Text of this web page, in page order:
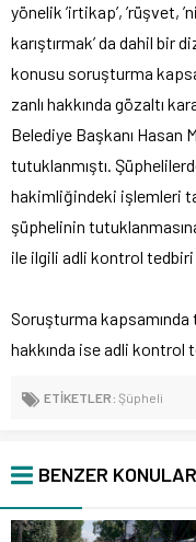
yönelik ’irtikap’, ’rüşvet,
karıştırmak’ da dahil bir
konusu soruşturma
zanlı hakkında gözaltı
Belediye Başkanı Hasan
tutuklanmıştı.
hakimliğindeki işlemleri
şüphelinin
ile ilgili adli kontrol
Soruşturma kapsamında
hakkında ise adli kontrol
ETİKETLER: Şüpheli
BENZER KONULAR